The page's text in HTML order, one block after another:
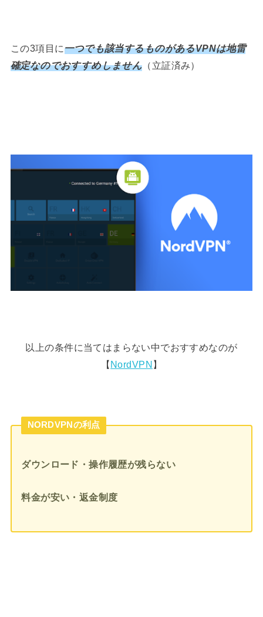
この3項目に一つでも該当するものがあるVPNは地雷
確定なのでおすすめしません （立証済み）
以上の条件に当てはまらない中でおすすめなのが
【NordVPN】
NORDVPNの利点
ダウンロード・操作履歴が残らない
料金が安い・返金制度